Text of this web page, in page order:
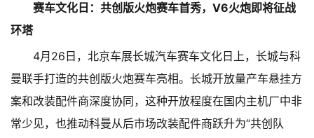
赛车文化日：共创版火炮赛车首秀，V6火炮即将征战
环塔
4月26日，北京车展长城汽车赛车文化日上，长城与科
曼联手打造的共创版火炮赛车亮相。长城开放量产车悬挂方
案和改装配件商深度协同，这种开放程度在国内主机厂中非
常少见，也推动科曼从后市场改装配件商跃升为“共创队